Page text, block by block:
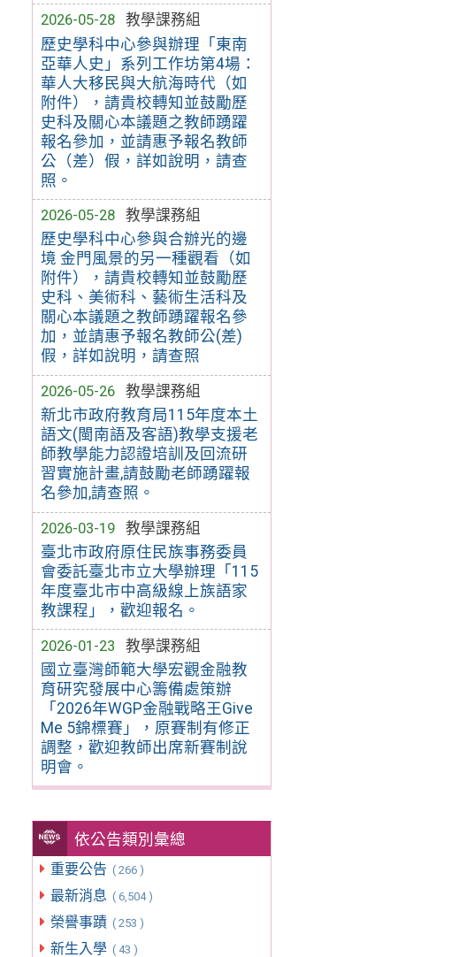
2026-05-28
教學課務組
歷史學科中心參與辦理「東南
亞華人史」系列工作坊第4場：
華人大移民與大航海時代（如
附件），請貴校轉知並鼓勵歷
史科及關心本議題之教師踴躍
報名參加，並請惠予報名教師
公（差）假，詳如說明，請查
照。
2026-05-28
教學課務組
歷史學科中心參與合辦光的邊
境 金門風景的另一種觀看（如
附件），請貴校轉知並鼓勵歷
史科、美術科、藝術生活科及
關心本議題之教師踴躍報名參
加，並請惠予報名教師公(差)
假，詳如說明，請查照
2026-05-26
教學課務組
新北市政府教育局115年度本土
語文(閩南語及客語)教學支援老
師教學能力認證培訓及回流研
習實施計畫,請鼓勵老師踴躍報
名參加,請查照。
2026-03-19
教學課務組
臺北市政府原住民族事務委員
會委託臺北市立大學辦理「115
年度臺北市中高級線上族語家
教課程」，歡迎報名。
2026-01-23
教學課務組
國立臺灣師範大學宏觀金融教
育研究發展中心籌備處策辦
「2026年WGP金融戰略王Give
Me 5錦標賽」，原賽制有修正
調整，歡迎教師出席新賽制說
明會。
依公告類別彙總
重要公告 ( 266 )
最新消息 ( 6,504 )
榮譽事蹟 ( 253 )
新生入學 ( 43 )